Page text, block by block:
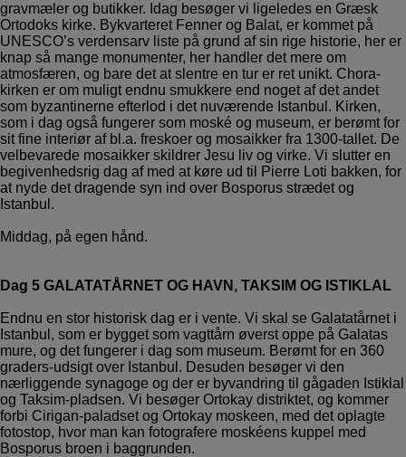
gravmæler og butikker. Idag besøger vi ligeledes en Græsk
Ortodoks kirke. Bykvarteret Fenner og Balat, er kommet på
UNESCO’s verdensarv liste på grund af sin rige historie, her er
knap så mange monumenter, her handler det mere om
atmosfæren, og bare det at slentre en tur er ret unikt. Chora-
kirken er om muligt endnu smukkere end noget af det andet
som byzantinerne efterlod i det nuværende Istanbul. Kirken,
som i dag også fungerer som moské og museum, er berømt for
sit fine interiør af bl.a. freskoer og mosaikker fra 1300-tallet. De
velbevarede mosaikker skildrer Jesu liv og virke. Vi slutter en
begivenhedsrig dag af med at køre ud til Pierre Loti bakken, for
at nyde det dragende syn ind over Bosporus strædet og
Istanbul.
Middag, på egen hånd.
Dag 5 GALATATÅRNET OG HAVN, TAKSIM OG ISTIKLAL
Endnu en stor historisk dag er i vente. Vi skal se Galatatårnet i
Istanbul, som er bygget som vagttårn øverst oppe på Galatas
mure, og det fungerer i dag som museum. Berømt for en 360
graders-udsigt over Istanbul. Desuden besøger vi den
nærliggende synagoge og der er byvandring til gågaden Istiklal
og Taksim-pladsen. Vi besøger Ortokay distriktet, og kommer
forbi Cirigan-paladset og Ortokay moskeen, med det oplagte
fotostop, hvor man kan fotografere moskéens kuppel med
Bosporus broen i baggrunden.